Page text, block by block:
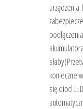
konieczne
się diod